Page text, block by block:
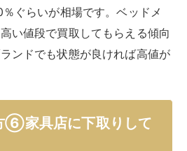
ぐらいが相場です。ベッドメ
い値段で買取してもらえる傾向
ンドでも状態が良ければ高値が
⑥家具店に下取りして